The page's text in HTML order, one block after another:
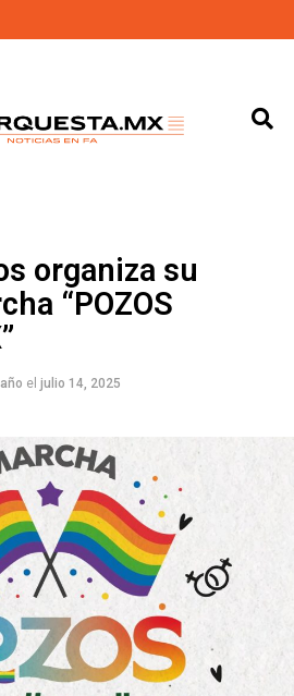
organiza su
“POZOS
el julio 14, 2025